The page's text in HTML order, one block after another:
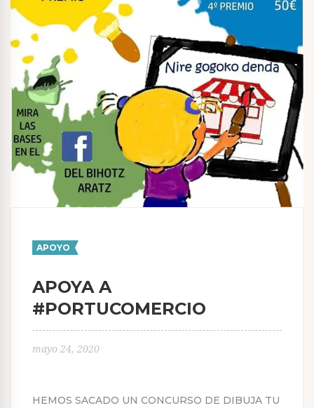
APOYO
APOYA A
#PORTUCOMERCIO
mayo 24, 2020
HEMOS SACADO UN CONCURSO DE DIBUJA TU